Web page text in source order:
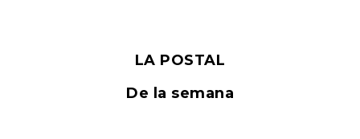
LA POSTAL
De la semana